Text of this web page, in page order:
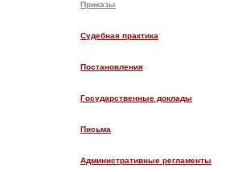
Приказы
Судебная практика
Постановления
Государственные доклады
Письма
Административные регламенты